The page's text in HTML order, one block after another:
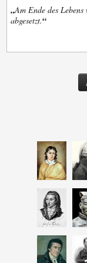
„Am Ende des
abgesetzt.“